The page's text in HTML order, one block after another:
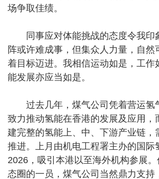
场争取佳绩。
同事应对体能挑战的态度令我印
阵或许难成事，但集众人力量，自然
着目标迈进。我相信运动如是，工作
能发展亦应当如是。
过去几年，煤气公司凭着营运氢
致力推动氢能在香港的发展及应用，
建完整的氢能上、中、下游产业链，
推进。上月由机电工程署主办的国际
2026，吸引本港以至海外机构参展
态圈的一员，煤气公司当然鼎力支持